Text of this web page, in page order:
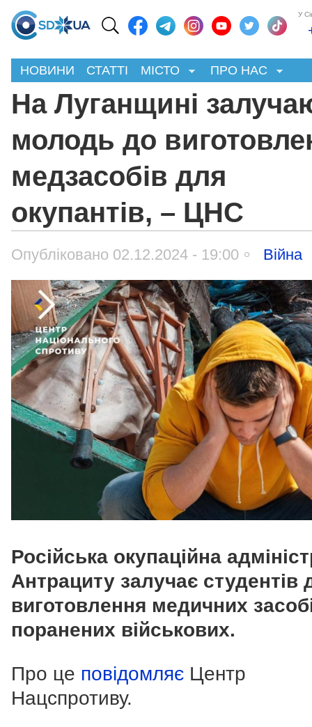
У
НОВИНИ СТАТТІ МІСТО ПРО НАС
На Луганщині
молодь до
медзасобів для
окупантів, – ЦНС
Опубліковано 02.12.2024 - 19:00 Війна
Російська окупаційна
Антрациту залучає студентів
виготовлення медичних
поранених військових.
Про це повідомляє Центр
Нацспротиву.